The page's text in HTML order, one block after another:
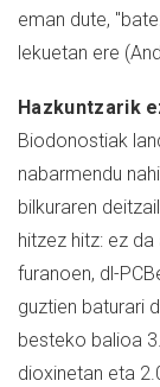
eman dute,
lekuetan ere
Hazkuntzarik
Biodonostiak
nabarmendu
bilkuraren
hitzez hitz: ez
furanoen, dl-
guztien baturari
besteko balioa
dioxinetan eta